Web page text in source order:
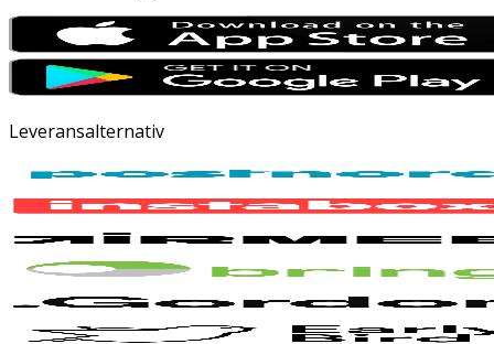
Leveransalternativ